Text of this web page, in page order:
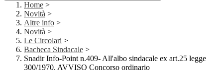
Home >
Novità >
Altre info >
Novità >
Le Circolari >
Bacheca Sindacale >
Snadir Info-Point n.409- All'albo sindacale ex art.25 legge
300/1970. AVVISO Concorso ordinario